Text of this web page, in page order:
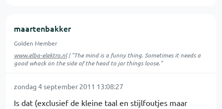
maartenbakker
Golden Member
www.elba-elektro.nl| "The mind is a funny thing. Sometimes it needs a
good whack on the side of the head to jar things loose."
zondag 4 september 2011 13:08:27
Is dat (exclusief de kleine taal en stijlfoutjes maar